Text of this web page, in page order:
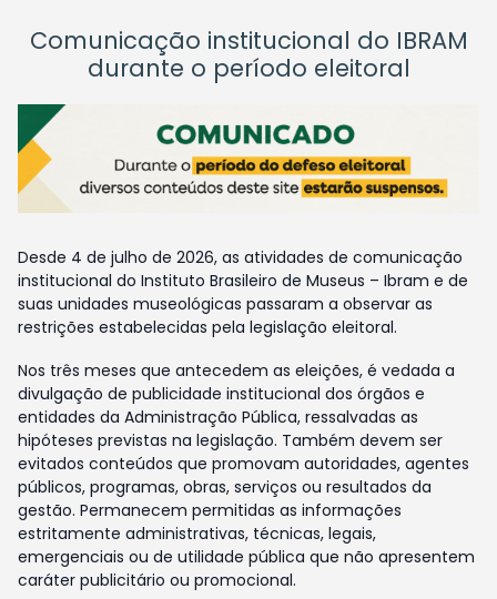
Comunicação institucional do IBRAM
durante o período eleitoral
Desde 4 de julho de 2026, as atividades de comunicação
institucional do Instituto Brasileiro de Museus – Ibram e de
suas unidades museológicas passaram a observar as
restrições estabelecidas pela legislação eleitoral.
Nos três meses que antecedem as eleições, é vedada a
divulgação de publicidade institucional dos órgãos e
entidades da Administração Pública, ressalvadas as
hipóteses previstas na legislação. Também devem ser
evitados conteúdos que promovam autoridades, agentes
públicos, programas, obras, serviços ou resultados da
gestão. Permanecem permitidas as informações
estritamente administrativas, técnicas, legais,
emergenciais ou de utilidade pública que não apresentem
caráter publicitário ou promocional.